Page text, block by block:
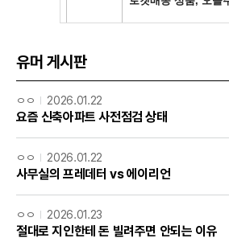
유머 게시판
ㅇㅇ 2026.01.22
요즘 신축아파트 사전점검 상태
ㅇㅇ 2026.01.22
사무실의 프레데터 vs 에이리언
ㅇㅇ 2026.01.23
절대로 지인한테 돈 빌려주면 안되는 이유